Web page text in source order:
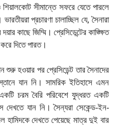
সীমান্তে সফরে যেতে পারলে
প্রচারণা চালাচ্ছিল যে, সৈনারা
কাছে জিম্মি। প্রেসিডেন্টের কাঙ্ক্ষিত
দিতে পারত।
শুরু হওয়ার পর প্রেসিডেন্ট তার সৈনাদের
যান নি। সামরিক ইতিহাসে এমন
চরম বৈরি পরিবেশে যুদ্ধরত একটি
দেখতে যান নি। সৈন্যরা সেকেন্ড-ইন-
হামিদকে দেখতে পেয়েছে মাত্র দুই বার